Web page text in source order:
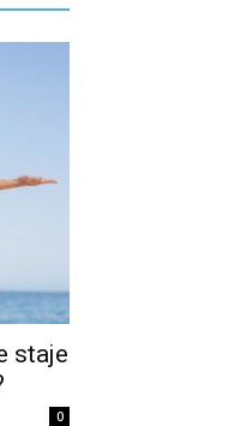
staje
0